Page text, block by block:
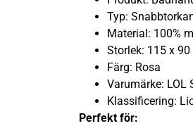
Typ:
Material: 100%
Storlek: 115 x 90
Färg: Rosa
Varumärke: LOL
Klassificering:
Perfekt för: